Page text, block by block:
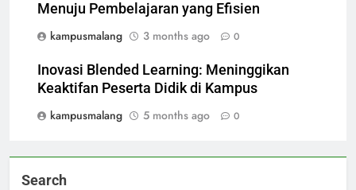
Menuju Pembelajaran yang Efisien
kampusmalang
3 months ago 0
Inovasi Blended Learning: Meninggikan
Keaktifan Peserta Didik di Kampus
kampusmalang
5 months ago 0
Search